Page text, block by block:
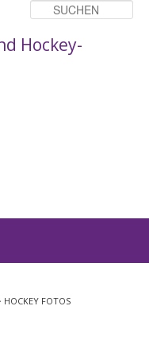
Hockey-
HOCKEY FOTOS